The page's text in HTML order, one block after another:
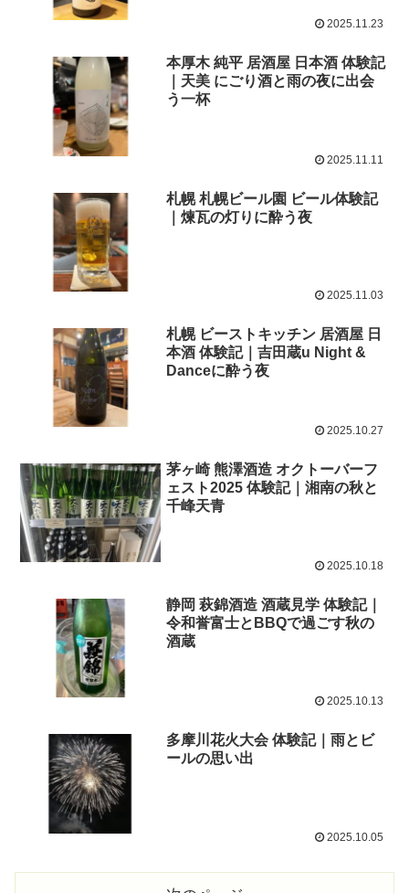
2025.11.23
本厚木 純平 居酒屋 日本酒 体験記
｜天美 にごり酒と雨の夜に出会
う一杯
2025.11.11
札幌 札幌ビール園 ビール体験記
｜煉瓦の灯りに酔う夜
2025.11.03
札幌 ビーストキッチン 居酒屋 日
本酒 体験記｜吉田蔵u Night &
Danceに酔う夜
2025.10.27
茅ヶ崎 熊澤酒造 オクトーバーフ
ェスト2025 体験記｜湘南の秋と
千峰天青
2025.10.18
静岡 萩錦酒造 酒蔵見学 体験記｜
令和誉富士とBBQで過ごす秋の
酒蔵
2025.10.13
多摩川花火大会 体験記｜雨とビ
ールの思い出
2025.10.05